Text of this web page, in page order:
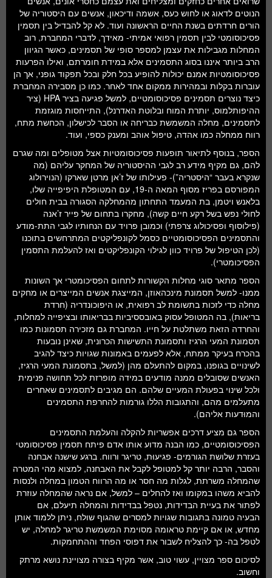
הנוטים לדאוג או לחוש כעס, אשמה ודיכאון, אנשים עם היסטוריה של
הורים חרדתים בשנת החיים הראשונה ועוד. לא קל להבדיל בין תסמין
פסיכוסומטי לבין תסמין רפואי אמיתי- מאידך, לדברי המחברת, רוב
המחלות מגבילות את עצמן למספר סופי של תסמינים, כאשר הגיוון
הרב ביותר איננו בסוג התסמינים אלא במידת חומרתם, ואילו הפרעות
פסיכוסומטיות אמנם יכולות להופיע בכל חלק ובכל תפקוד גופני, אך הן
עוברות בקלות ובמהירות ממקום אחד לאחר. כמו כן מסבירה המחברת
כיצד נוצרים תסמינים פסיכוסומטיים, למשל פגיעה בציר HPA (ציר
ההיפותלמוס, יותרת המוח ובלוטת האדרנל), התייחסות מוגזמת
לתסמינים, מחלה המשמשת כבריחה או הסבר לכישלון, הכחשת מתח,
רווח ממחלה כמו אהדה, טיפול אוהב ומענק כספי, ועוד.
הספר, בנוסף לתיאור תופעות פסיכוסומטיות אצל מטופלים ומה שגרם
להם, גם מקיף מידע רב לגבי ההיסטוריה של המחקר עליהם (מה
שנקרא בעבר “היסטריה”)- פעילותו של ז’אן מרטן שארקו (הנוירולוג
המפורסם בפריז מסוף המאה ה-19, עם המטופלת היפיפייה שלו,
בלאנש ויטמן, בת המעמד התחתון מהמחלקה הסגורה בבית חולים
לחולי נפש בשל רקע חיים קשה), מחקרו בתחום של פייר ז’אנה
(פילוסוף ופסיכולוג צרפתי) וכמובן פרויד עם הנחותיו לגבי התת-מודע
והתסמינים הפסיכוסומטיים כסמל לקונפליקטים המתרחשים בתוכנו
(לכן הטיפול של פרויד כוון לגילוי הקונפליקטים ואז להעלמת התסמין
הפסיכומטרי).
הספר מתאר סוגי מחלות הקשורות לתחום הפסיכומטרי אך השונות
ממנו- למשל תסמונת מינכהאוזן, המייצגת אנשים המייצרים או מחקים
מחלה כדי לזכות בתשומת לב רפואית, או היפוכונדריה (חרדת
בריאות), בה המטופל עסוק באובססיביות בבריאותו ובציפייה למחלות,
והחרדה הזאת משתלטת על חייו. המחברת גם מזכירה תסמונות כמו
תסמונת המעי הרגיז ותסמונת התשישות הכרונית, שאינן נובעות
בהכרח בעיקר ממתח, אלא לפעמים באמונות שגויות כיצד להגיב
לשינויים בגופנו, במקום להתעלם מהן (למשל, בתסמונת המעי הרגיז,
האנשים שסובלים ממנה מודעים במידה מופרזת לכל תחושה פנימית
ולכל שינוי בפעולת המעיים שלהם. הם מגיבים לתסמינים שאחרים
מתעלמים מהם, והתגובות הללו גורמות להחרפת התסמינים
והמוּדעות אליהם).
הספר גם מציע דרכים אפשריות להקלה והעלמת התסמינים
הפסיכוסומטיים, כמו הבנה מדוע אותו אדם פיתח תסמין פסיכוסומטי
בעזרת שלושת הגורמים- פגיעוּת, טריגר ורווח. ברגע שישנה אבחנה
והסבר, הרבה יותר קל למטופל לקבל את האבחנה, למצוא מהי המטרה
שהמחלה משרתת, לגלות מה חסר או מה הרווח הטמון במחלה ולנסות
להביא משהו במקומו ואז להחלים – למשל, אם נראה שהמחלה עוזרת
לפתור את בעיית הבדידות, נטפל בבדידות והמחלה תיעלם, אם
הבעיה טמונה בתגובות שגויות למסרים שהגוף שולח, ניתן ללמוד אותן
מחדש, או אם קיימת טראומה מסוימת המשמשת טריגר למחלה, יש
לטפל בה- כך להצליח לשבור את דפוסי הפחד וההתחמקות.
לסיכום ספר מצויין, עשוי טוב, אשר מקיף בצורה מצויינת נושא מרתק
וחשוב.